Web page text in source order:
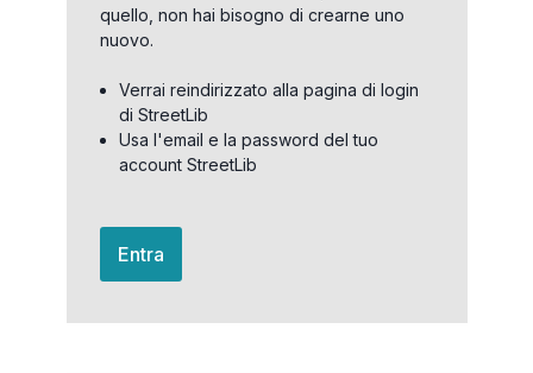
quello, non hai bisogno di crearne uno
nuovo.
Verrai reindirizzato alla pagina di login
di StreetLib
Usa l'email e la password del tuo
account StreetLib
Entra